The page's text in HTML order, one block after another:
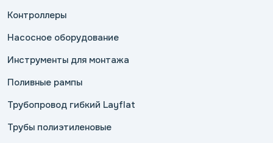
Контроллеры
Насосное оборудование
Инструменты для монтажа
Поливные рампы
Трубопровод гибкий Layflat
Трубы полиэтиленовые